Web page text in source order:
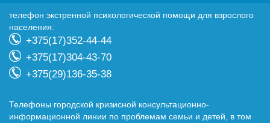
телефон экстренной психологической помощи для взрослого
населения:
+375(17)352-44-44
+375(17)304-43-70
+375(29)136-35-38
Телефоны городской кризисной консультационно-
информационной линии по проблемам семьи и детей, в том